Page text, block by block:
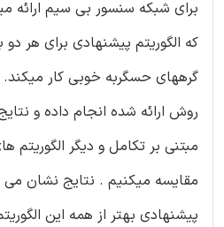
برای شبکه سنسور بی سیم ارائه
که الگوریتم پیشنهادی برای هر دو
گرههای حسگربه خوبی کار میکند.
روش ارائه شده انجام داده و
مبتنی بر تکامل و دیگر
مقایسه میکنیم . نتایج نشان می
پیشنهادی بهتر از همه این